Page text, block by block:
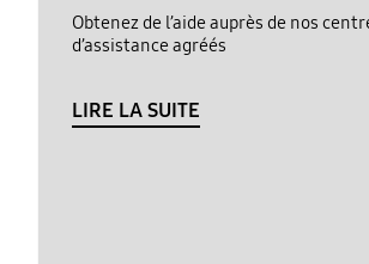
Obtenez de l’aide auprès de nos
d’assistance agréés
LIRE LA SUITE